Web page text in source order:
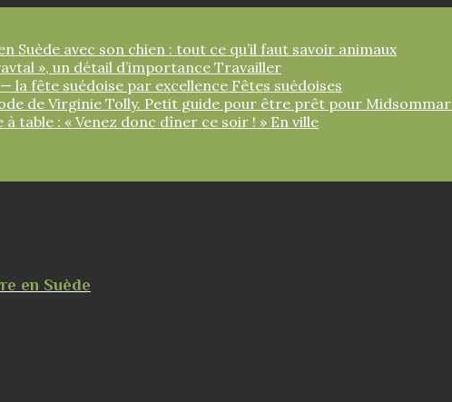
Suède avec son chien : tout ce qu’il faut savoir animaux
», un détail d’importance Travailler
la fête suédoise par excellence Fêtes suédoises
de Virginie Tolly. Petit guide pour être prêt pour Midsommar
à table : « Venez donc dîner ce soir ! » En ville
en Suède